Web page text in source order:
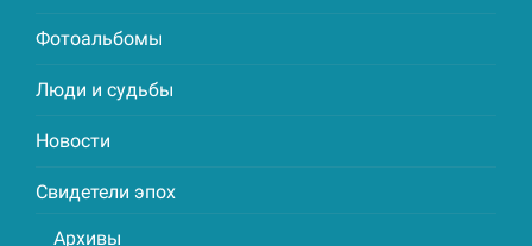
Фотоальбомы
Люди и судьбы
Новости
Свидетели эпох
Архивы